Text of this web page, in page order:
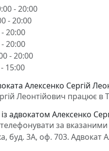
- 20:00
- 20:00
20:00
20:00
- 20:00
15:00
Алексенко Сергій
Леонтійович працює
адвокатом Алексенко
за
буд. 3А, оф. 703. Адвокат